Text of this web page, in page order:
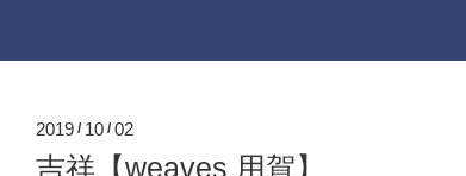
2019 / 10 /02
吉祥【weaves 用賀】